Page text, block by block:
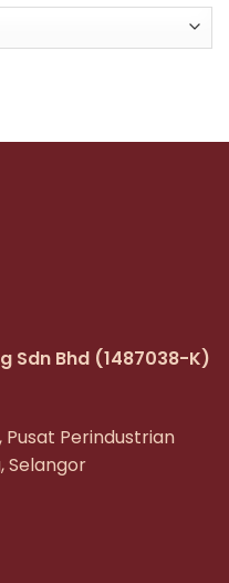
Sdn Bhd (1487038-K)
Pusat Perindustrian
Selangor